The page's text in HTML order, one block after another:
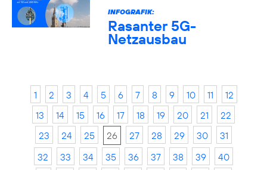
INFOGRAFIK:
Rasanter 5G-
Netzausbau
1 2 3 4 5 6 7 8 9 10 11
12
13
14 15 16 17 18 19 20 21
22
23
24 25 26 27 28 29 30
31
32
33 34 35 36 37 38 39
40